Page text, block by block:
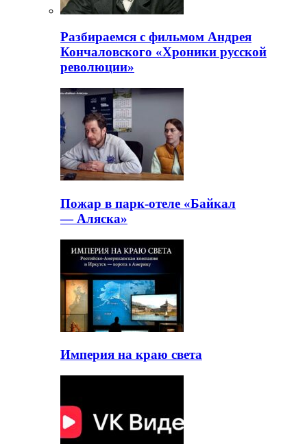
Разбираемся с фильмом Андрея
Кончаловского «Хроники русской
революции»
Пожар в парк-отеле «Байкал
— Аляска»
Империя на краю света